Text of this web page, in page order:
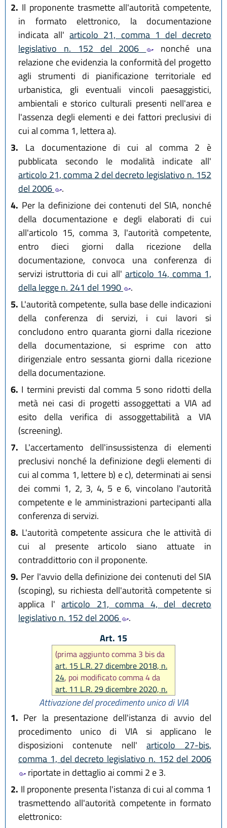
2. Il proponente trasmette all'autorità competente,
in formato elettronico, la documentazione
indicata all'articolo 21, comma 1 del decreto
legislativo n. 152 del 2006
nonché una
relazione che evidenzia la conformità del progetto
agli strumenti di pianificazione territoriale ed
urbanistica, gli eventuali vincoli paesaggistici,
ambientali e storico culturali presenti nell'area e
l'assenza degli elementi e dei fattori preclusivi di
cui al comma 1, lettera a).
3. La documentazione di cui al comma 2 è
pubblicata secondo le modalità indicate all'
articolo 21, comma 2 del decreto legislativo n. 152
del 2006
.
4. Per la definizione dei contenuti del SIA, nonché
della documentazione e degli elaborati di cui
all'articolo 15, comma 3, l'autorità competente,
entro dieci giorni dalla ricezione della
documentazione, convoca una conferenza di
servizi istruttoria di cui all' articolo 14, comma 1,
della legge n. 241 del 1990
.
5. L'autorità competente, sulla base delle indicazioni
della conferenza di servizi, i cui lavori si
concludono entro quaranta giorni dalla ricezione
della documentazione, si esprime con atto
dirigenziale entro sessanta giorni dalla ricezione
della documentazione.
6. I termini previsti dal comma 5 sono ridotti della
metà nei casi di progetti assoggettati a VIA ad
esito della verifica di assoggettabilità a VIA
(screening).
7. L'accertamento dell'insussistenza di elementi
preclusivi nonché la definizione degli elementi di
cui al comma 1, lettere b) e c), determinati ai sensi
dei commi 1, 2, 3, 4, 5 e 6, vincolano l'autorità
competente e le amministrazioni partecipanti alla
conferenza di servizi.
8. L'autorità competente assicura che le attività di
cui al presente articolo siano attuate in
contraddittorio con il proponente.
9. Per l'avvio della definizione dei contenuti del SIA
(scoping), su richiesta dell'autorità competente si
applica l'articolo 21, comma 4, del decreto
legislativo n. 152 del 2006
.
Art. 15
(prima aggiunto comma 3 bis da
art. 15 L.R. 27 dicembre 2018, n.
24, poi modificato comma 4 da
art. 11 L.R. 29 dicembre 2020, n.
11)
Attivazione del procedimento unico di VIA
1. Per la presentazione dell'istanza di avvio del
procedimento unico di VIA si applicano le
disposizioni contenute nell' articolo 27-bis,
comma 1, del decreto legislativo n. 152 del 2006
riportate in dettaglio ai commi 2 e 3.
2. Il proponente presenta l'istanza di cui al comma 1
trasmettendo all'autorità competente in formato
elettronico: